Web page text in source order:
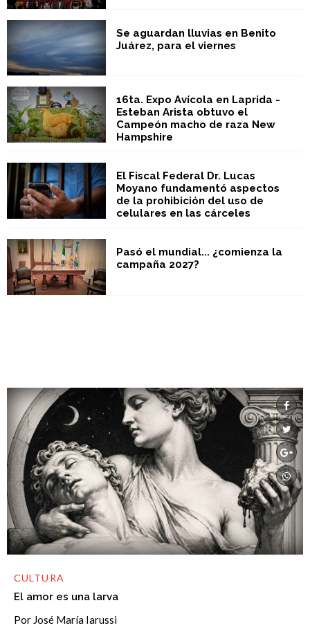
Se aguardan lluvias en Benito
Juárez, para el viernes
16ta. Expo Avícola en Laprida -
Esteban Arista obtuvo el
Campeón macho de raza New
Hampshire
El Fiscal Federal Dr. Lucas
Moyano fundamentó aspectos
de la prohibición del uso de
celulares en las cárceles
Pasó el mundial... ¿comienza la
campaña 2027?
CULTURA
El amor es una larva
Por José María Iarussi